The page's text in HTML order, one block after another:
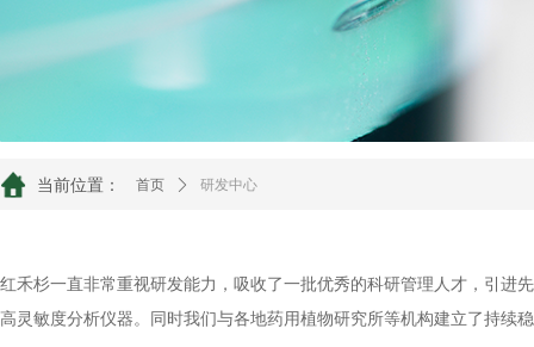
当前位置： 首页 ꄲ 研发中心
红禾杉一直非常重视研发能力，吸收了一批优秀的科研管理人才，引进
高灵敏度分析仪器。同时我们与各地药用植物研究所等机构建立了持续